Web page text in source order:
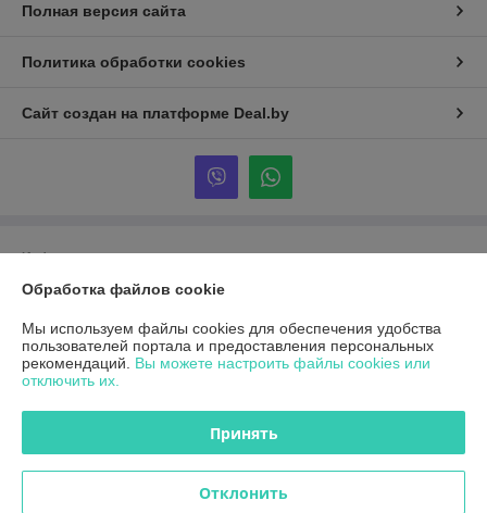
Полная версия сайта
Политика обработки cookies
Сайт создан на платформе Deal.by
Информация для покупателя
Индивидуальный предприниматель:
Минский р-н, д.Буцевичи 12
Регистрационный номер ЕГР: АС0781378
Регистрационный орган: ИНСПЕКЦИЯ МНС ПО ЦЕНТРАЛЬНОМУ
Дата регистрации компании: 24.12.2016
Обработка файлов cookie
Мы используем файлы cookies для обеспечения удобства
пользователей портала и предоставления персональных
рекомендаций. Вы можете настроить файлы cookies или
отключить их.
Принять
Отклонить